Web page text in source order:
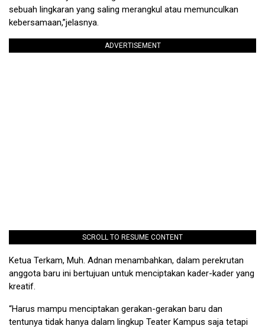
sebuah lingkaran yang saling merangkul atau memunculkan
kebersamaan,”jelasnya.
ADVERTISEMENT
SCROLL TO RESUME CONTENT
Ketua Terkam, Muh. Adnan menambahkan, dalam perekrutan
anggota baru ini bertujuan untuk menciptakan kader-kader yang
kreatif.
“Harus mampu menciptakan gerakan-gerakan baru dan
tentunya tidak hanya dalam lingkup Teater Kampus saja tetapi